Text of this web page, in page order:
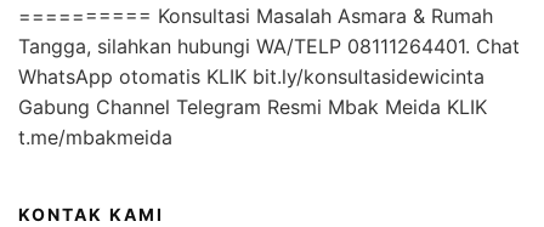
========== Konsultasi Masalah Asmara & Rumah
Tangga, silahkan hubungi WA/TELP 08111264401. Chat
WhatsApp otomatis KLIK bit.ly/konsultasidewicinta
Gabung Channel Telegram Resmi Mbak Meida KLIK
t.me/mbakmeida
KONTAK KAMI